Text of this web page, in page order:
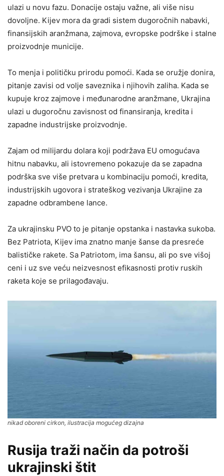
ulazi u novu fazu. Donacije ostaju važne, ali više nisu
dovoljne. Kijev mora da gradi sistem dugoročnih nabavki,
finansijskih aranžmana, zajmova, evropske podrške i stalne
proizvodnje municije.
To menja i političku prirodu pomoći. Kada se oružje donira,
pitanje zavisi od volje saveznika i njihovih zaliha. Kada se
kupuje kroz zajmove i međunarodne aranžmane, Ukrajina
ulazi u dugoročnu zavisnost od finansiranja, kredita i
zapadne industrijske proizvodnje.
Zajam od milijardu dolara koji podržava EU omogućava
hitnu nabavku, ali istovremeno pokazuje da se zapadna
podrška sve više pretvara u kombinaciju pomoći, kredita,
industrijskih ugovora i strateškog vezivanja Ukrajine za
zapadne odbrambene lance.
Za ukrajinsku PVO to je pitanje opstanka i nastavka sukoba.
Bez Patriota, Kijev ima znatno manje šanse da presreće
balističke rakete. Sa Patriotom, ima šansu, ali po sve višoj
ceni i uz sve veću neizvesnost efikasnosti protiv ruskih
raketa koje se prilagođavaju.
nikad oboreni cirkon, ilustracija mogućeg dizajna
Rusija traži način da potroši
ukrajinski štit